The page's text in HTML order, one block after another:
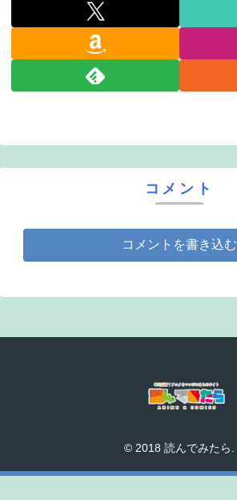
コメント
コメントを書き込む
© 2018 読んでみたら.